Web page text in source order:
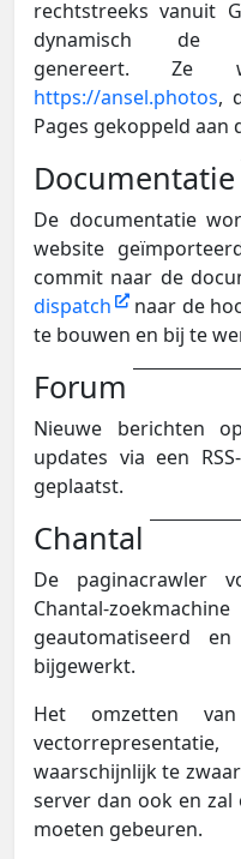
rechtstreeks vanuit
dynamisch de
genereert. Ze
https://ansel.photos,
Pages gekoppeld aan
Documentatie
De documentatie
website
commit naar de
dispatch
naar de
te bouwen en bij te
Forum
Nieuwe berichten
updates via een
geplaatst.
Chantal
De paginacrawler
Chantal-
geautomatiseerd
bijgewerkt.
Het omzetten
waarschijnlijk te
server dan ook en
moeten gebeuren.